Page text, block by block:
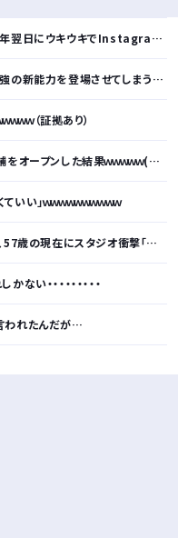
日にウキウキでInstagram更新
を登場させてしまうｗｗｗｗｗｗｗ
ｗｗｗ（証拠あり）
プンした結果ｗｗｗｗｗ(※画像あり)
い」ｗｗｗｗｗｗｗｗｗｗ
衝撃「信じられない」「やっぱすごいね」
い・・・・・・・・・
われたんだが…